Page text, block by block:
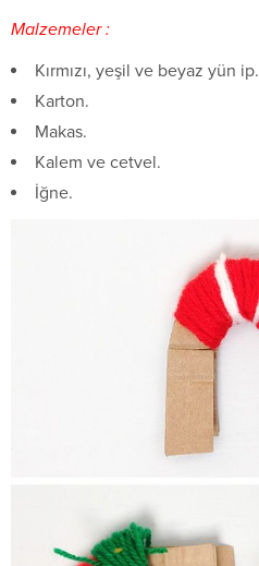
Malzemeler :
Kırmızı, yeşil ve beyaz yün ip.
Karton.
Makas.
Kalem ve cetvel.
İğne.